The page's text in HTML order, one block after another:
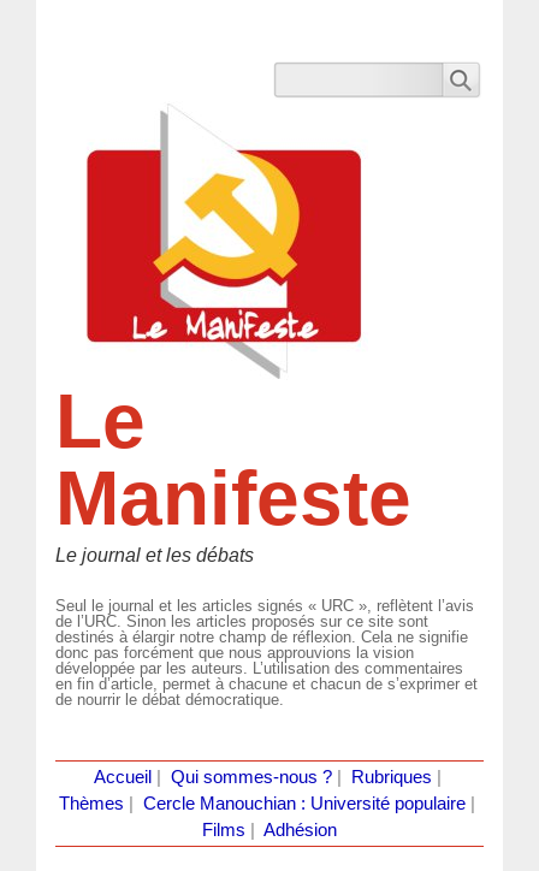
Le
Manifeste
Le journal et les débats
Seul le journal et les articles signés « URC », reflètent l’avis
de l’URC. Sinon les articles proposés sur ce site sont
destinés à élargir notre champ de réflexion. Cela ne signifie
donc pas forcément que nous approuvions la vision
développée par les auteurs. L’utilisation des commentaires
en fin d’article, permet à chacune et chacun de s’exprimer et
de nourrir le débat démocratique.
Accueil Qui sommes-nous ?| Rubriques
Thèmes
Cercle Manouchian : Université populaire
Films
Adhésion